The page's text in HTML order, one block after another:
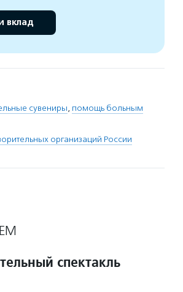
вклад
сувениры, помощь больным
организаций России
спектакль